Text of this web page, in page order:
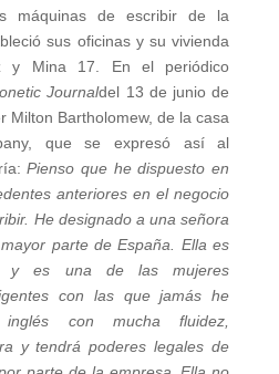
máquinas de escribir de la
sus oficinas y su vivienda
y Mina 17. En el periódico
Journaldel 13 de junio de
Milton Bartholomew, de la casa
que se expresó así al
Pienso que he dispuesto en
anteriores en el negocio
He designado a una señora
parte de España. Ella es
y es una de las mujeres
con las que jamás he
con mucha fluidez,
y tendrá poderes legales de